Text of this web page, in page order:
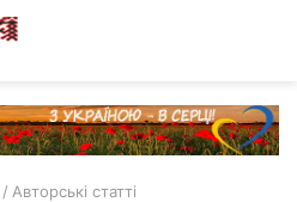
/ Авторські статті